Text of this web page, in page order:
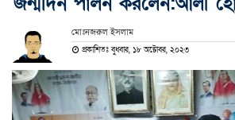
মোঃনজরুল ইসলাম
প্রকাশিতঃ বুধবার, ১৮ অক্টোবর, ২০২৩